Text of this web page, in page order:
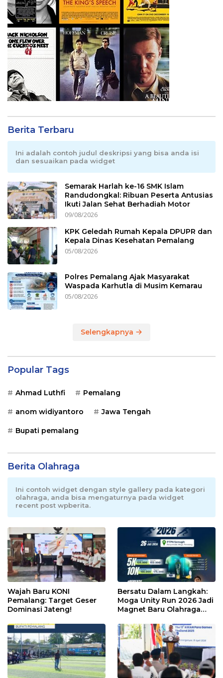
Berita Terbaru
Ini adalah contoh judul deskripsi yang bisa anda isi
dan sesuaikan pada widget
Semarak Harlah ke-16 SMK Islam
Randudongkal: Ribuan Peserta Antusias
Ikuti Jalan Sehat Berhadiah Motor
09/08/2026
KPK Geledah Rumah Kepala DPUPR dan
Kepala Dinas Kesehatan Pemalang
05/08/2026
Polres Pemalang Ajak Masyarakat
Waspada Karhutla di Musim Kemarau
05/08/2026
Selengkapnya
Popular Tags
Ahmad Luthfi Pemalang
anom widiyantoro Jawa Tengah
Bupati pemalang
Berita Olahraga
Ini contoh widget dengan style gallery pada kategori
olahraga, anda bisa mengaturnya pada widget
recent post wpberita.
Wajah Baru KONI
Pemalang: Target Geser
Dominasi Jateng!
Bersatu Dalam Langkah:
Moga Unity Run 2026 Jadi
Magnet Baru Olahraga